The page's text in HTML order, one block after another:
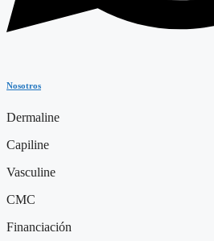
Nosotros
Dermaline
Capiline
Vasculine
CMC
Financiación